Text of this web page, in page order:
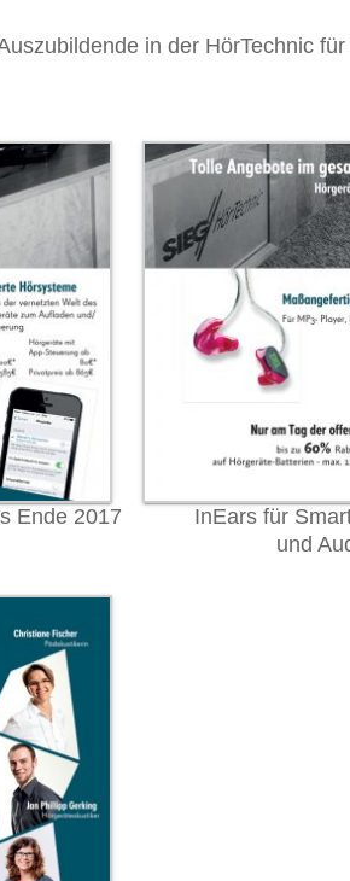
in der HörTechnic für
Ende 2017
InEars für
und